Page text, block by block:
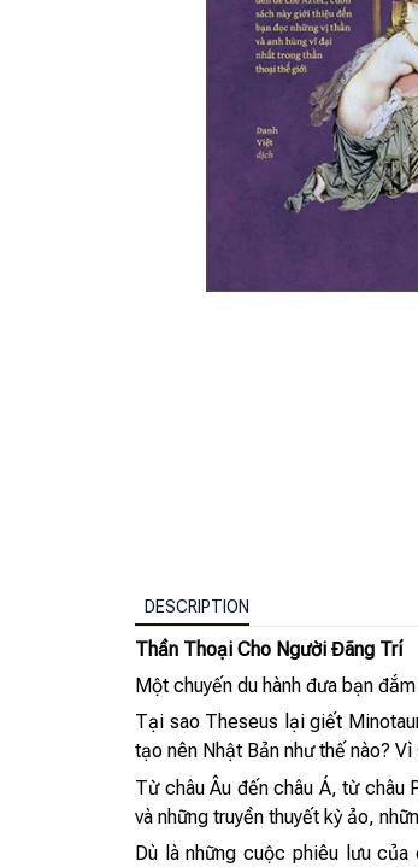
DESCRIPTION
Thần Thoại Cho Người Đãng Trí
Một chuyến du hành đưa bạn
Tại sao Theseus lại giết
tạo nên Nhật Bản như thế nào?
Từ châu Âu đến châu Á, từ châu
và những truyền thuyết kỳ ảo,
Dù là những cuộc phiêu lưu